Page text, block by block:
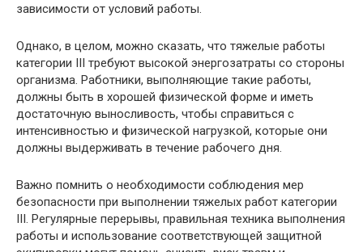
зависимости от условий работы.
Однако, в целом, можно сказать, что тяжелые работы
категории III требуют высокой энергозатраты со стороны
организма. Работники, выполняющие такие работы,
должны быть в хорошей физической форме и иметь
достаточную выносливость, чтобы справиться с
интенсивностью и физической нагрузкой, которые они
должны выдерживать в течение рабочего дня.
Важно помнить о необходимости соблюдения мер
безопасности при выполнении тяжелых работ категории
III. Регулярные перерывы, правильная техника выполнения
работы и использование соответствующей защитной